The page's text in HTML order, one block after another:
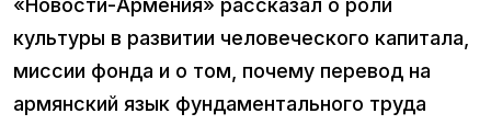
«Новости-Армения» рассказал о роли
культуры в развитии человеческого капитала,
миссии фонда и о том, почему перевод на
армянский язык фундаментального труда